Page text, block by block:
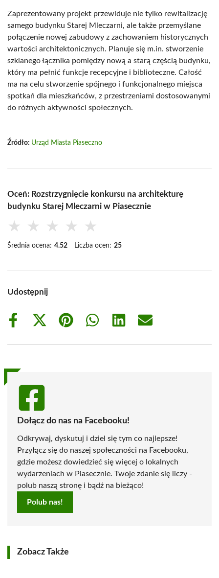
Zaprezentowany projekt przewiduje nie tylko rewitalizację
samego budynku Starej Mleczarni, ale także przemyślane
połączenie nowej zabudowy z zachowaniem historycznych
wartości architektonicznych. Planuje się m.in. stworzenie
szklanego łącznika pomiędzy nową a starą częścią budynku,
który ma pełnić funkcje recepcyjne i biblioteczne. Całość
ma na celu stworzenie spójnego i funkcjonalnego miejsca
spotkań dla mieszkańców, z przestrzeniami dostosowanymi
do różnych aktywności społecznych.
Źródło: Urząd Miasta Piaseczno
Oceń: Rozstrzygnięcie konkursu na architekturę
budynku Starej Mleczarni w Piasecznie
★ ★ ★ ★ ★
Średnia ocena: 4.52 Liczba ocen: 25
Udostępnij
Share
Share
(Twitter)
Share
Share
Share
Share
Dołącz do nas na Facebooku!
Odkrywaj, dyskutuj i dziel się tym co najlepsze!
Przyłącz się do naszej społeczności na Facebooku,
gdzie możesz dowiedzieć się więcej o lokalnych
wydarzeniach w Piasecznie. Twoje zdanie się liczy -
polub naszą stronę i bądź na bieżąco!
Polub nas!
Zobacz Także